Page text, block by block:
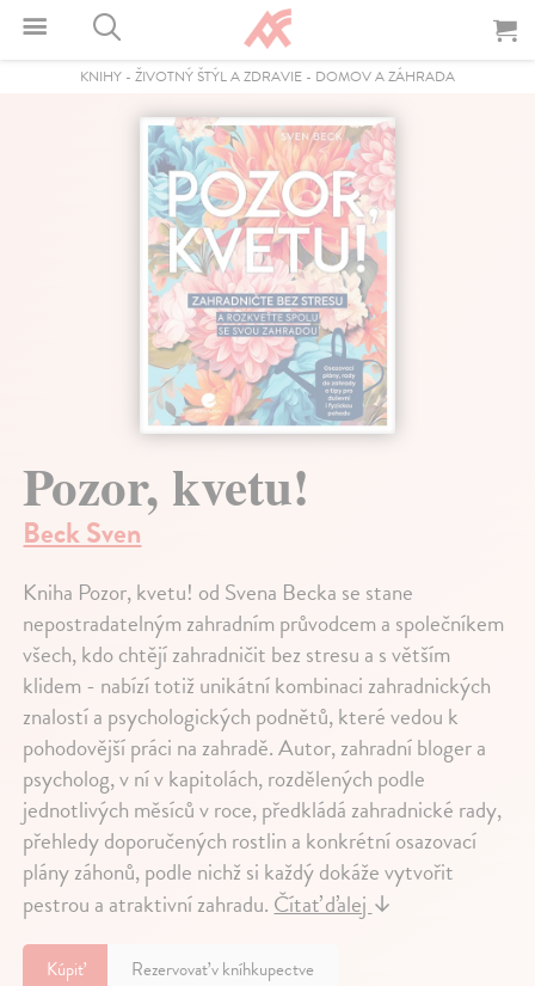
KNIHY - ŽIVOTNÝ ŠTÝL A ZDRAVIE - DOMOV A ZÁHRADA
Pozor, kvetu!
Beck Sven
Kniha Pozor, kvetu! od Svena Becka se stane
nepostradatelným zahradním průvodcem a společníkem
všech, kdo chtějí zahradničit bez stresu a s větším
klidem - nabízí totiž unikátní kombinaci zahradnických
znalostí a psychologických podnětů, které vedou k
pohodovější práci na zahradě. Autor, zahradní bloger a
psycholog, v ní v kapitolách, rozdělených podle
jednotlivých měsíců v roce, předkládá zahradnické rady,
přehledy doporučených rostlin a konkrétní osazovací
plány záhonů, podle nichž si každý dokáže vytvořit
pestrou a atraktivní zahradu.Čítať ďalej↓
Kúpiť Rezervovať v kníhkupectve